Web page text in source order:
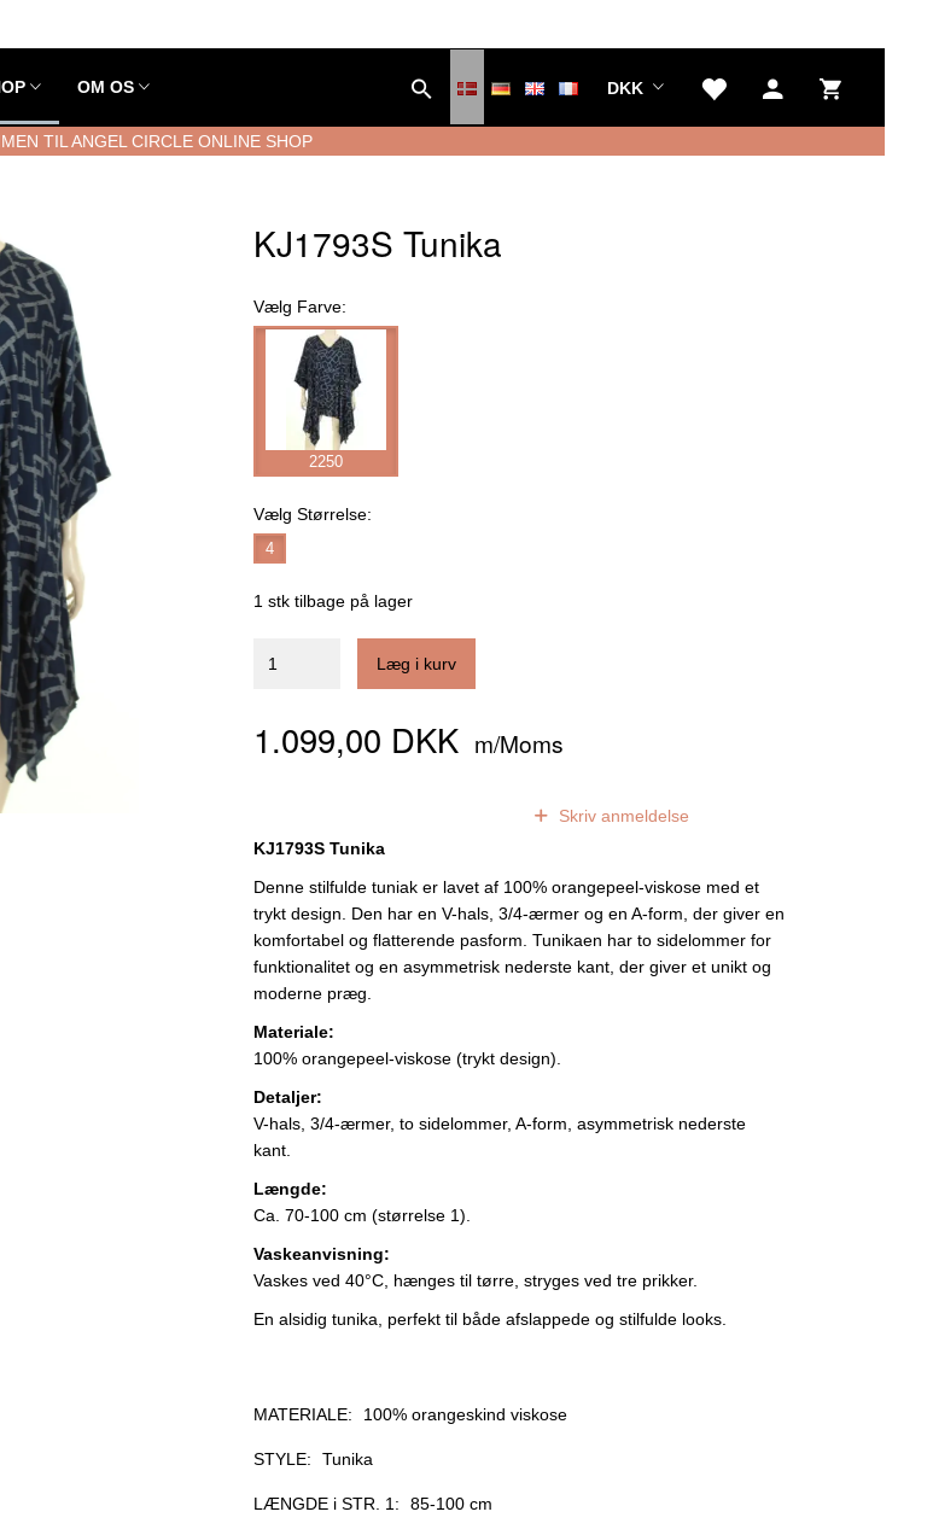
OM OS DKK
TIL ANGEL CIRCLE ONLINE SHOP
KJ1793S Tunika
Vælg Farve:
2250
Vælg Størrelse:
4
1 stk tilbage på lager
Læg i kurv
1.099,00 DKK m/Moms
Skriv anmeldelse
KJ1793S Tunika
Denne stilfulde tuniak er lavet af 100% orangepeel-viskose med et
trykt design. Den har en V-hals, 3/4-ærmer og en A-form, der giver en
komfortabel og flatterende pasform. Tunikaen har to sidelommer for
funktionalitet og en asymmetrisk nederste kant, der giver et unikt og
moderne præg.
Materiale:
100% orangepeel-viskose (trykt design).
Detaljer:
V-hals, 3/4-ærmer, to sidelommer, A-form, asymmetrisk nederste
kant.
Længde:
Ca. 70-100 cm (størrelse 1).
Vaskeanvisning:
Vaskes ved 40°C, hænges til tørre, stryges ved tre prikker.
En alsidig tunika, perfekt til både afslappede og stilfulde looks.
MATERIALE: 100% orangeskind viskose
STYLE: Tunika
LÆNGDE i STR. 1: 85-100 cm